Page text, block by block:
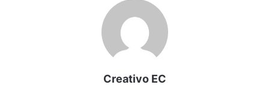
Creativo EC